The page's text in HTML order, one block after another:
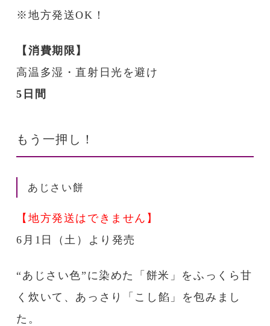
※地方発送OK！
【消費期限】
高温多湿・直射日光を避け
5日間
もう一押し！
あじさい餅
【地方発送はできません】
6月1日（土）より発売
“あじさい色”に染めた「餅米」をふっくら甘
く炊いて、あっさり「こし餡」を包みまし
た。